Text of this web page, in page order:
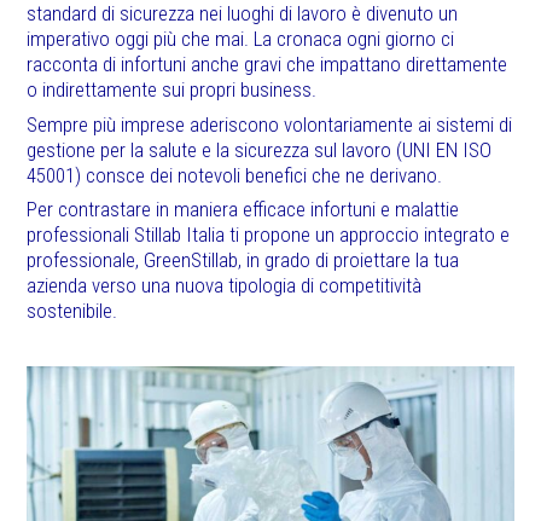
standard di sicurezza nei luoghi di lavoro è divenuto un
imperativo oggi più che mai. La cronaca ogni giorno ci
racconta di infortuni anche gravi che impattano direttamente
o indirettamente sui propri business.
Sempre più imprese aderiscono volontariamente ai sistemi di
gestione per la salute e la sicurezza sul lavoro (UNI EN ISO
45001) consce dei notevoli benefici che ne derivano.
Per contrastare in maniera efficace infortuni e malattie
professionali Stillab Italia ti propone un approccio integrato e
professionale, GreenStillab, in grado di proiettare la tua
azienda verso una nuova tipologia di competitività
sostenibile.